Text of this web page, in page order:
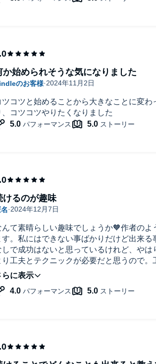
ツコツと始めることから大きなことに変わ
、コツコツやりたくなりました
か始められそうな気になりました
んて素晴らしい趣味でしょうか🧡作者のよ
す。私にはできない事ばかりだけど出来
しで成功はないと思っているけれど、やは
り工夫とテクニックが必要だと思うので。
、そして慣れたらそれを何の苦もなく出来
。
けるのが趣味